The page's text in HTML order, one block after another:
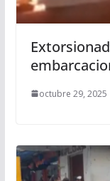
octubre 29, 2025